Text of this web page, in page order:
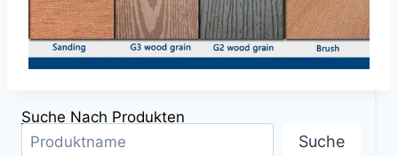
Suche Nach Produkten
Suche